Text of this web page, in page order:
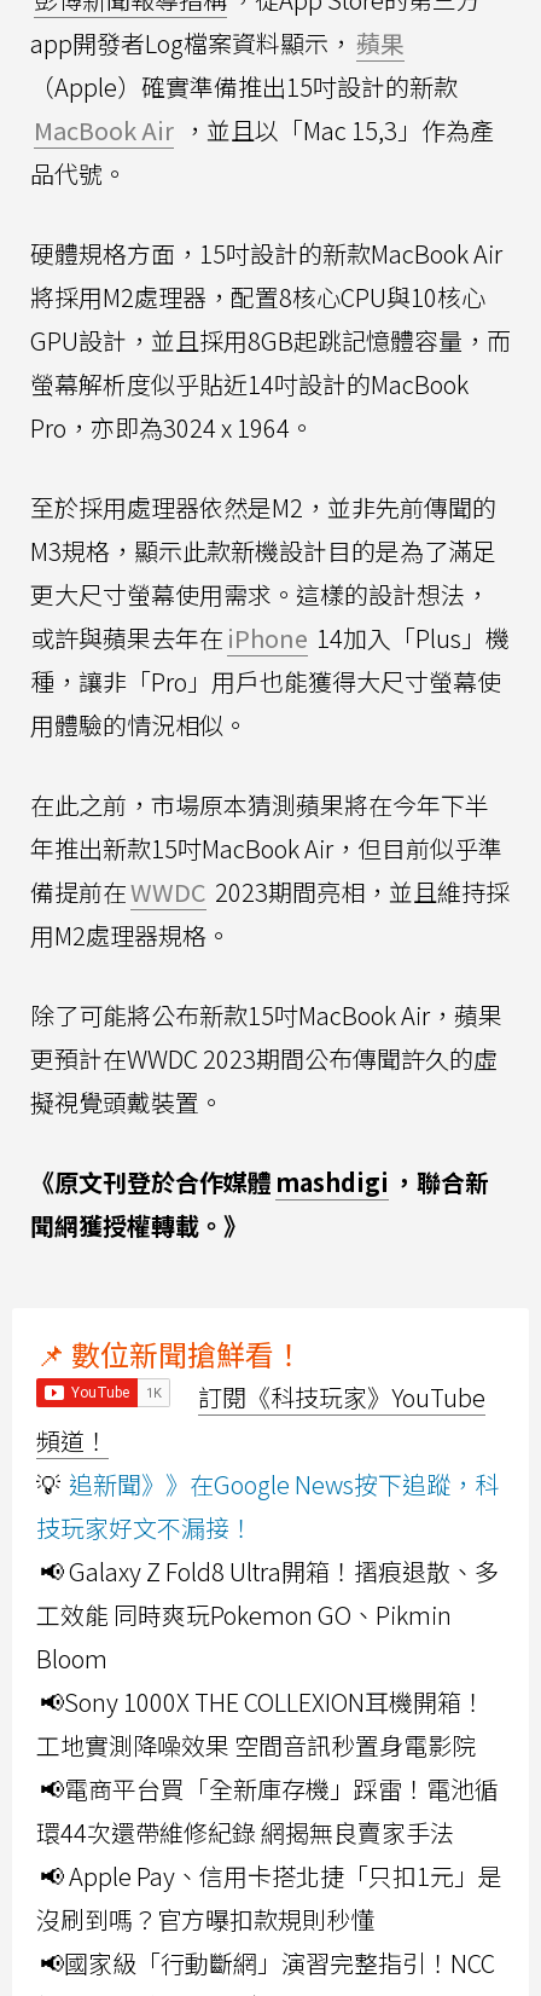
app開發者Log檔案資料顯示， 蘋果
（Apple）確實準備推出15吋設計的新款
MacBook Air ，並且以「Mac 15,3」作為產
品代號。
硬體規格方面，15吋設計的新款MacBook Air
將採用M2處理器，配置8核心CPU與10核心
GPU設計，並且採用8GB起跳記憶體容量，而
螢幕解析度似乎貼近14吋設計的MacBook
Pro，亦即為3024 x 1964。
至於採用處理器依然是M2，並非先前傳聞的
M3規格，顯示此款新機設計目的是為了滿足
更大尺寸螢幕使用需求。這樣的設計想法，
或許與蘋果去年在 iPhone 14加入「Plus」機
種，讓非「Pro」用戶也能獲得大尺寸螢幕使
用體驗的情況相似。
在此之前，市場原本猜測蘋果將在今年下半
年推出新款15吋MacBook Air，但目前似乎準
備提前在WWDC 2023期間亮相，並且維持採
用M2處理器規格。
除了可能將公布新款15吋MacBook Air，蘋果
更預計在WWDC 2023期間公布傳聞許久的虛
擬視覺頭戴裝置。
《原文刊登於合作媒體 mashdigi ，聯合新
聞網獲授權轉載。》
📌 數位新聞搶鮮看！
訂閱《科技玩家》YouTube
頻道！
💡 追新聞》》在Google News按下追蹤，科
技玩家好文不漏接！
📢 Galaxy Z Fold8 Ultra開箱！摺痕退散、多
工效能 同時爽玩Pokemon GO、Pikmin
Bloom
📢Sony 1000X THE COLLEXION耳機開箱！
工地實測降噪效果 空間音訊秒置身電影院
📢電商平台買「全新庫存機」踩雷！電池循
環44次還帶維修紀錄 網揭無良賣家手法
📢 Apple Pay、信用卡搭北捷「只扣1元」是
沒刷到嗎？官方曝扣款規則秒懂
📢國家級「行動斷網」演習完整指引！NCC